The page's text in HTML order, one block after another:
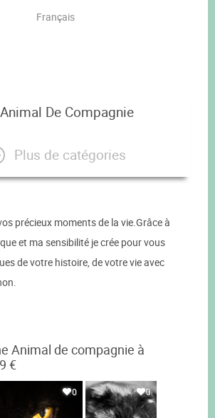
Français
Animal De Compagnie
Plus de catégories
précieux moments de la vie.Grâce à
et ma sensibilité je crée pour vous
de votre histoire, de votre vie avec
Animal de compagnie à
€
0 0